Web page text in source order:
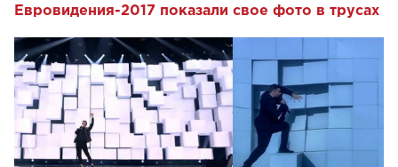
Евровидения-2017 показали свое фото в трусах